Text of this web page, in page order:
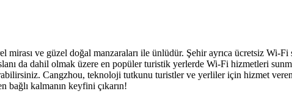
ve güzel doğal manzaraları ile ünlüdür. Şehir ayrıca ücretsiz Wi-
da dahil olmak üzere en popüler turistik yerlerde Wi-Fi hizmetleri
Cangzhou, teknoloji tutkunu turistler ve yerliler için hizmet
kalmanın keyfini çıkarın!